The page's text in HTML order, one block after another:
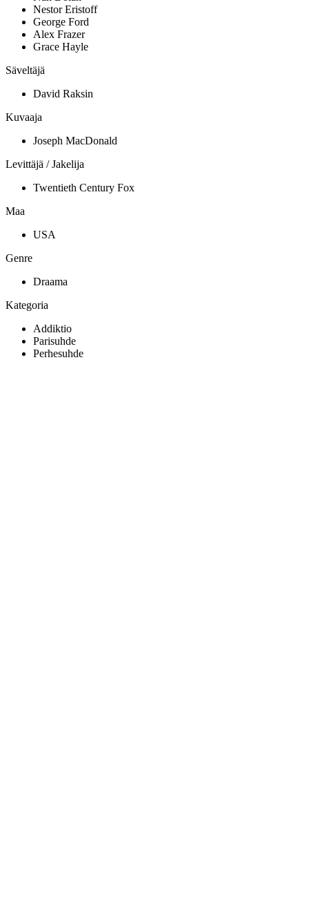
Nestor Eristoff
George Ford
Alex Frazer
Grace Hayle
Säveltäjä
David Raksin
Kuvaaja
Joseph MacDonald
Levittäjä / Jakelija
Twentieth Century Fox
Maa
USA
Genre
Draama
Kategoria
Addiktio
Parisuhde
Perhesuhde